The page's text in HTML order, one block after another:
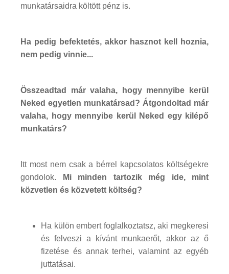
munkatársaidra költött pénz is.
Ha pedig befektetés, akkor hasznot kell hoznia,
nem pedig vinnie...
Összeadtad már valaha, hogy mennyibe kerül
Neked egyetlen munkatársad? Átgondoltad már
valaha, hogy mennyibe kerül Neked egy kilépő
munkatárs?
Itt most nem csak a bérrel kapcsolatos költségekre
gondolok.
Mi minden tartozik még ide, mint
közvetlen és közvetett költség?
Ha külön embert foglalkoztatsz, aki megkeresi
és felveszi a kívánt munkaerőt, akkor az ő
fizetése és annak terhei, valamint az egyéb
juttatásai.